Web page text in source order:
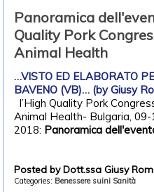
Panoramica
Quality Pork
Animal Health
…VISTO ED ELABORATO
BAVENO (VB)… (by Giusy
l’High Quality Pork
Animal Health- Bulgaria,
2018: Panoramica
Posted by Dott.ssa Giusy
Categories: Benessere suini Sanità